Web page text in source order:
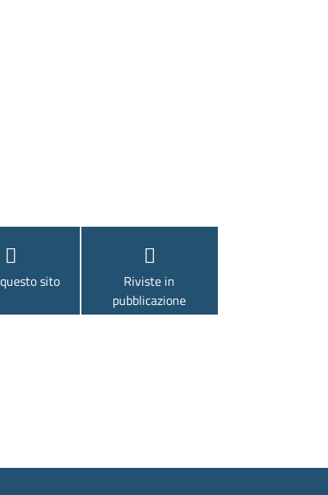
sito
Riviste in
pubblicazione